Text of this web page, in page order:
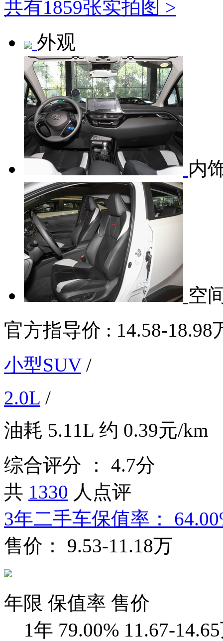
共有1859张实拍图 >
外观
内
空
官方指导价 : 14.58-18.98
小型SUV /
2.0L /
油耗 5.11L 约 0.39元/km
综合评分 ：
4.7分
共 1330 人点评
3年二手车保值率：
售价：
9.53-11.18万
年限 保值率 售价
1年 79.00% 11.67-